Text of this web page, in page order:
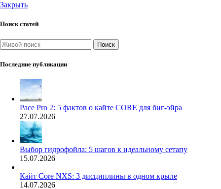
Закрыть
Поиск статей
Поиск
Последние публикации
Pace Pro 2: 5 фактов о кайте CORE для биг-эйра
27.07.2026
Выбор гидрофойла: 5 шагов к идеальному сетапу
15.07.2026
Кайт Core NXS: 3 дисциплины в одном крыле
14.07.2026